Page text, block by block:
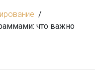
что важно